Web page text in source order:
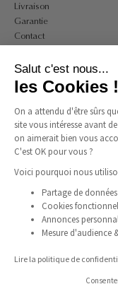
Salut c'est nous...
les Cookies !
On a attendu d'être sûrs
site vous intéresse avant
on aimerait bien vous
C'est OK pour vous ?
Voici pourquoi nous
Partage de
Cookies
Annonces
Mesure d'audience
Lire la politique de
Livraison
Garantie
Contact
Mon compte
CGU
Politique de
Mentions légales
Guide des tailles bagues
Guide des tailles colliers
SUIVEZ-NOUS